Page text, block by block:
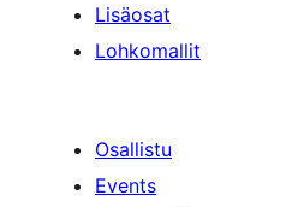
Lisäosat
Lohkomallit
Osallistu
Events